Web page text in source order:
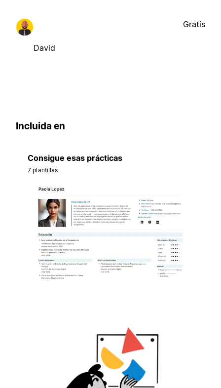
David
Gratis
Incluida en
Consigue esas prácticas
7 plantillas